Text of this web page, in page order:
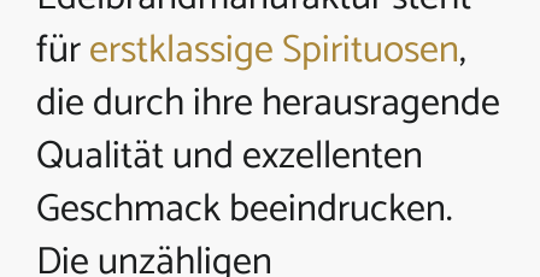
fürerstklassige Spirituosen,
die durch ihre herausragende
Qualität und exzellenten
Geschmack beeindrucken.
Die unzähligen